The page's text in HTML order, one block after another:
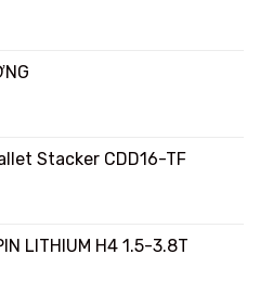
Stacker CDD16-TF
LITHIUM H4 1.5-3.8T